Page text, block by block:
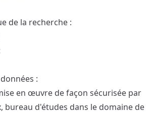
de la recherche :
:
en œuvre de façon sécurisée par
bureau d'études dans le domaine de